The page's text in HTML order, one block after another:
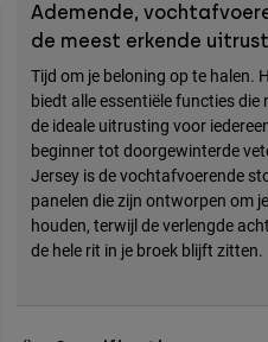
Ademende,
de meest erkende
Tijd om je beloning op te halen.
biedt alle essentiële functies
de ideale uitrusting voor
beginner tot doorgewinterde
Jersey is de vochtafvoerende
panelen die zijn ontworpen om
houden, terwijl de verlengde
de hele rit in je broek blijft zitten.